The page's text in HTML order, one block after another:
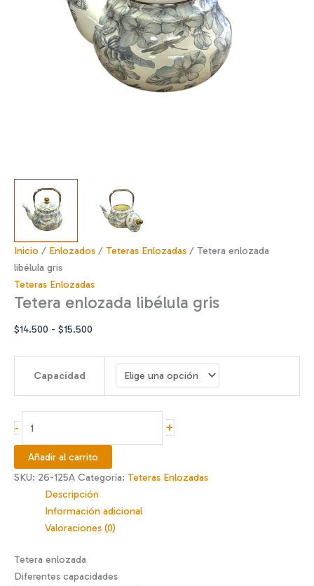
Inicio / Enlozados / Teteras Enlozadas / Tetera enlozada
libélula gris
Teteras Enlozadas
Tetera enlozada libélula gris
$14.500 - $15.500
precios:
$14.500
hasta
Capacidad
-
enlozada
libélula
gris
+
Añadir al carrito
SKU: 26-125A Categoría: Teteras Enlozadas
Descripción
Información adicional
Valoraciones (0)
Tetera enlozada
Diferentes capacidades